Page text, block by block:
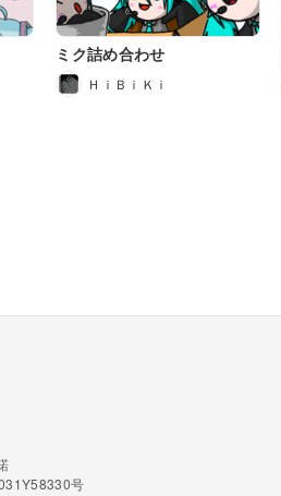
ミク詰め合わせ
ＨｉＢｉＫｉ
号